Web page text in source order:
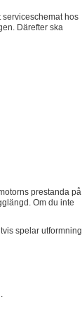
serviceschemat hos
Därefter ska
prestanda på
Om du inte
spelar utformning